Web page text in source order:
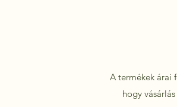
A termékek árai
hogy